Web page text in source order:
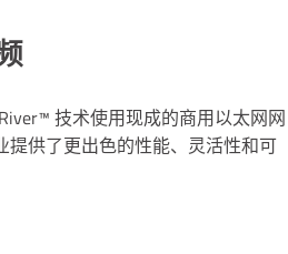
技术使用现成的商用以太网网
提供了更出色的性能、灵活性和可